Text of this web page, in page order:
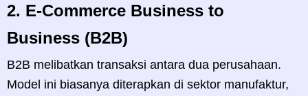
2. E-Commerce Business to
Business (B2B)
B2B melibatkan transaksi antara dua perusahaan.
Model ini biasanya diterapkan di sektor manufaktur,